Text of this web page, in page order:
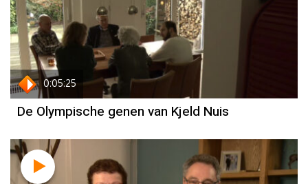
0:05:25
Kjeld Nuis
De Olympische genen van Kjeld Nuis